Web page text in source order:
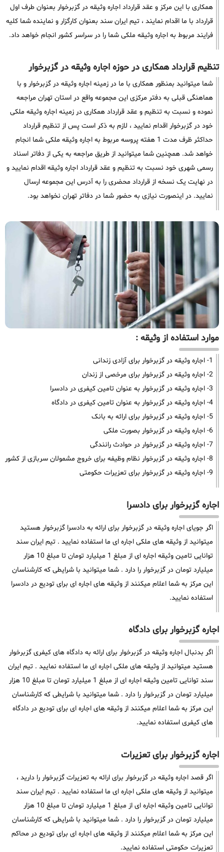
همکاری با این مرکز و عقد قرارداد اجاره وثیقه در گزبرخوار بعنوان طرف اول
قرارداد با ما اقدام نمایند ، تیم ایران سند بعنوان کارگزار و نماینده شما کلیه
فرایند مربوط به اجاره وثیقه ملکی شما را در سراسر کشور انجام خواهد داد.
تنظیم قرارداد همکاری در حوزه اجاره وثیقه در گزبرخوار
شما میتوانید بمنظور همکاری با ما در زمینه اجاره وثیقه در گزبرخوار و با
هماهنگی قبلی به دفتر مرکزی این مجموعه واقع در استان تهران مراجعه
نموده و نسبت به تنظیم و عقد قرارداد همکاری در زمینه اجاره وثیقه ملکی
خود در گزبرخوار اقدام نمایید ، لازم به ذکر است پس از تنظیم قرارداد
حداکثر ظرف مدت 1 هفته پروسه مربوط به اجاره وثیقه ملکی شما انجام
خواهد شد. همچنین شما میتوانید از طریق مراجعه به یکی از دفاتر اسناد
رسمی شهری خود نسبت به تنظیم و عقد قرارداد اجاره وثیقه اقدام نمایید و
در نهایت یک نسخه از قرارداد محضری را به آدرس این مجموعه ارسال
نمایید. در اینصورت نیازی به حضور شما در دفاتر تهران نخواهد بود.
موارد استفاده از وثیقه :
1- اجاره وثیقه در گزبرخوار برای آزادی زندانی
2- اجاره وثیقه در گزبرخوار برای مرخصی از زندان
3- اجاره وثیقه در گزبرخوار به عنوان تامین کیفری در دادسرا
4- اجاره وثیقه در گزبرخوار به عنوان تامین کیفری در دادگاه
5- اجاره وثیقه در گزبرخوار برای ارائه به بانک
6- اجاره وثیقه در گزبرخوار بصورت ملکی
7- اجاره وثیقه در گزبرخوار در حوادث رانندگی
8- اجاره وثیقه در گزبرخوار نظام وظیفه برای خروج مشمولان سربازی از کشور
9- اجاره وثیقه در گزبرخوار برای تعزیرات حکومتی
اجاره گزبرخوار برای دادسرا
اگر جویای اجاره وثیقه در گزبرخوار برای ارائه به دادسرا گزبرخوار هستید
میتوانید از وثیقه های ملکی اجاره ای ما استفاده نمایید . تیم ایران سند
توانایی تامین وثیقه اجاره ای از مبلغ 1 میلیارد تومان تا مبلغ 10 هزار
میلیارد تومان در گزبرخوار را دارد . شما میتوانید با شرایطی که کارشناسان
این مرکز به شما اعلام میکنند از وثیقه های اجاره ای برای تودیع در دادسرا
استفاده نمایید.
اجاره گزبرخوار برای دادگاه
اگر بدنبال اجاره وثیقه در گزبرخوار برای ارائه به دادگاه های کیفری گزبرخوار
هستید میتوانید از وثیقه های ملکی اجاره ای ما استفاده نمایید . تیم ایران
سند توانایی تامین وثیقه اجاره ای از مبلغ 1 میلیارد تومان تا مبلغ 10 هزار
میلیارد تومان در گزبرخوار را دارد . شما میتوانید با شرایطی که کارشناسان
این مرکز به شما اعلام میکنند از وثیقه های اجاره ای برای تودیع در دادگاه
های کیفری استفاده نمایید.
اجاره گزبرخوار برای تعزیرات
اگر قصد اجاره وثیقه در گزبرخوار برای ارائه به تعزیرات گزبرخوار را دارید ،
میتوانید از وثیقه های ملکی اجاره ای ما استفاده نمایید . تیم ایران سند
توانایی تامین وثیقه اجاره ای از مبلغ 1 میلیارد تومان تا مبلغ 10 هزار
میلیارد تومان در گزبرخوار را دارد . شما میتوانید با شرایطی که کارشناسان
این مرکز به شما اعلام میکنند از وثیقه های اجاره ای برای تودیع در محاکم
تعزیرات حکومتی استفاده نمایید.